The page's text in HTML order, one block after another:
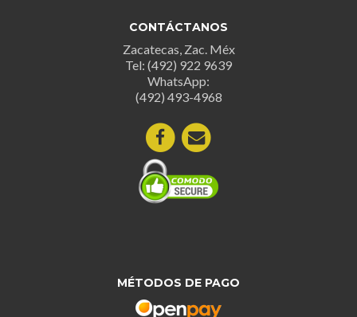
CONTÁCTANOS
Zacatecas, Zac. Méx
Tel: (492) 922 9639
WhatsApp:
(492) 493-4968
MÉTODOS DE PAGO